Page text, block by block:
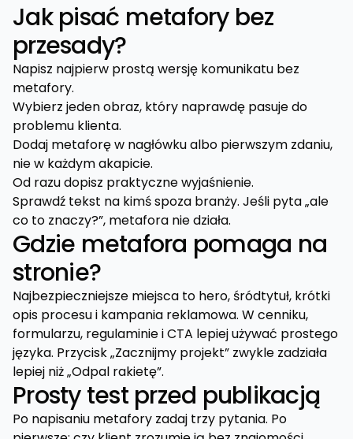
Jak pisać metafory bez
przesady?
Napisz najpierw prostą wersję komunikatu bez
metafory.
Wybierz jeden obraz, który naprawdę pasuje do
problemu klienta.
Dodaj metaforę w nagłówku albo pierwszym zdaniu,
nie w każdym akapicie.
Od razu dopisz praktyczne wyjaśnienie.
Sprawdź tekst na kimś spoza branży. Jeśli pyta „ale
co to znaczy?”, metafora nie działa.
Gdzie metafora pomaga na
stronie?
Najbezpieczniejsze miejsca to hero, śródtytuł, krótki
opis procesu i kampania reklamowa. W cenniku,
formularzu, regulaminie i CTA lepiej używać prostego
języka. Przycisk „Zacznijmy projekt” zwykle zadziała
lepiej niż „Odpal rakietę”.
Prosty test przed publikacją
Po napisaniu metafory zadaj trzy pytania. Po